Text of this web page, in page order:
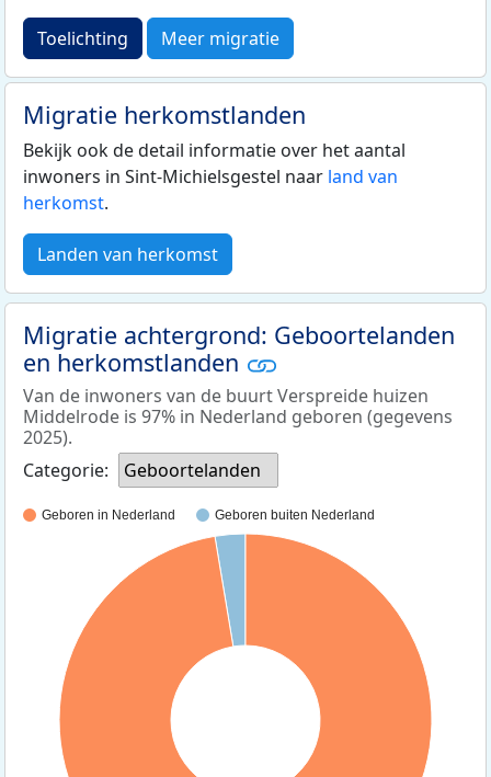
Toelichting Meer migratie
Migratie herkomstlanden
Bekijk ook de detail informatie over het aantal
inwoners in Sint-Michielsgestel naar land van
herkomst.
Landen van herkomst
Migratie achtergrond: Geboortelanden
en herkomstlanden
Van de inwoners van de buurt Verspreide huizen
Middelrode is 97% in Nederland geboren (gegevens
2025).
Categorie:
Geboortelanden
Geboren in Nederland Geboren buiten Nederland